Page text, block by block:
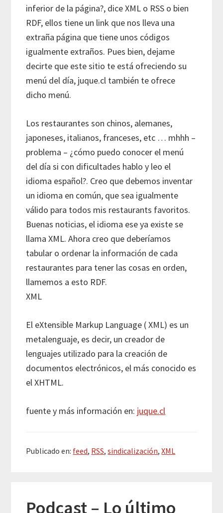
inferior de la página?, dice XML o RSS o bien
RDF, ellos tiene un link que nos lleva una
extraña página que tiene unos códigos
igualmente extraños. Pues bien, dejame
decirte que este sitio te está ofreciendo su
menú del día, juque.cl también te ofrece
dicho menú.
Los restaurantes son chinos, alemanes,
japoneses, italianos, franceses, etc … mhhh –
problema – ¿cómo puedo conocer el menú
del día si con dificultades hablo y leo el
idioma español?. Creo que debemos inventar
un idioma en común, que sea igualmente
válido para todos mis restaurants favoritos.
Buenas noticias, el idioma ese ya existe se
llama XML. Ahora creo que deberíamos
tabular o ordenar la información de cada
restaurantes para tener las cosas en orden,
llamemos a esto RDF.
XML
El eXtensible Markup Language ( XML) es un
metalenguaje, es decir, un creador de
lenguajes utilizado para la creación de
documentos electrónicos, el más conocido es
el XHTML.
fuente y más información en: juque.cl
Publicado en: feed, RSS,sindicalización,XML
Podcast – Lo último